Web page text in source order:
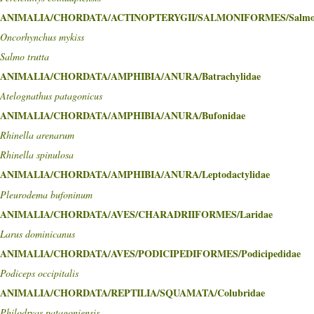
ANIMALIA/CHORDATA/ACTINOPTERYGII/SALMONIFORMES/
Oncorhynchus mykiss
Salmo trutta
ANIMALIA/CHORDATA/AMPHIBIA/ANURA/Batrachylidae
Atelognathus patagonicus
ANIMALIA/CHORDATA/AMPHIBIA/ANURA/Bufonidae
Rhinella arenarum
Rhinella spinulosa
ANIMALIA/CHORDATA/AMPHIBIA/ANURA/Leptodactylidae
Pleurodema bufoninum
ANIMALIA/CHORDATA/AVES/CHARADRIIFORMES/Laridae
Larus dominicanus
ANIMALIA/CHORDATA/AVES/PODICIPEDIFORMES/Podicipedidae
Podiceps occipitalis
ANIMALIA/CHORDATA/REPTILIA/SQUAMATA/Colubridae